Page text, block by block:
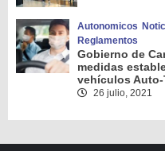
Autonomicos
Reglamentos
Gobierno de
medidas
vehículos Auto-
26 julio, 2021